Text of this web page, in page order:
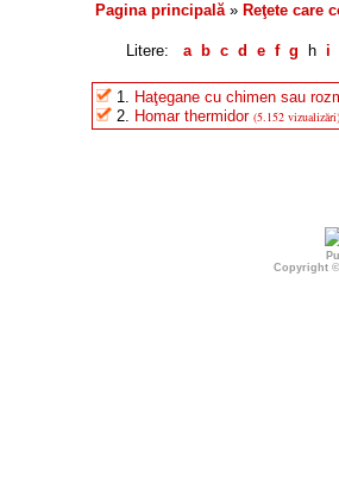
Pagina principală» Reţete care
Litere: a b c d e f g h i
1. Haţegane cu chimen sau
2. Homar thermidor (5.152 vizualizări)
Copyright